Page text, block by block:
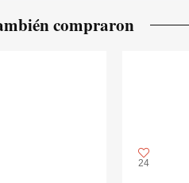
compraron
24